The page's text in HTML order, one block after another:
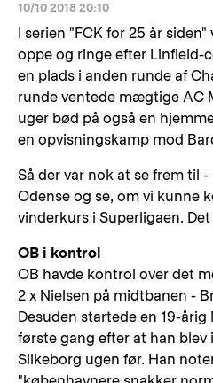
10/10 2018 20:10
I serien "FCK for 25 år
oppe og ringe efter Linfield-
en plads i anden runde af
runde ventede mægtige AC
uger bød på også en
en opvisningskamp mod
Så der var nok at se frem til
Odense og se, om vi kunne
vinderkurs i Superligaen.
OB i kontrol
OB havde kontrol over det
2 x Nielsen på midtbanen -
Desuden startede en 19-
første gang efter at han
Silkeborg ugen før. Han